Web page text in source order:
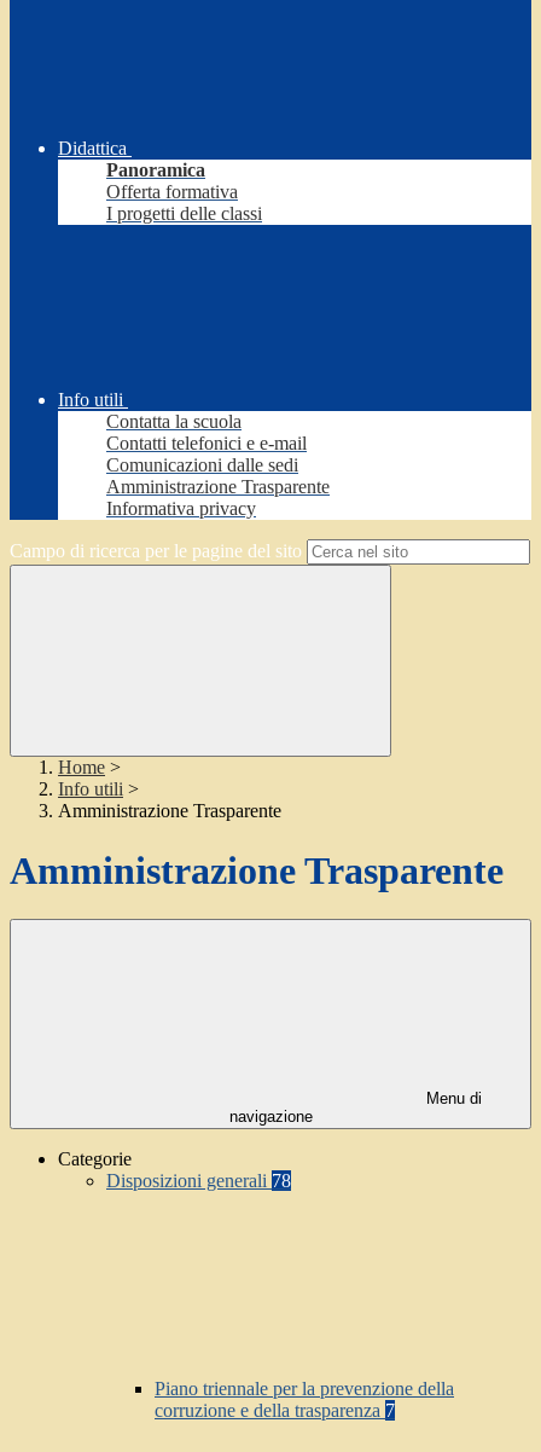
Didattica
Panoramica
Offerta formativa
I progetti delle classi
Info utili
Contatta la scuola
Contatti telefonici e e-mail
Comunicazioni dalle sedi
Amministrazione Trasparente
Informativa privacy
Campo di ricerca per le pagine del sito
Home >
Info utili >
Amministrazione Trasparente
Amministrazione Trasparente
Menu di
navigazione
Categorie
Disposizioni generali 78
Piano triennale per la prevenzione della
corruzione e della trasparenza 7